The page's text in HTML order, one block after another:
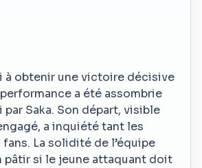
à obtenir une victoire décisive
a été assombrie
par Saka. Son départ, visible
a inquiété tant les
La solidité de l’équipe
pâtir si le jeune attaquant doit